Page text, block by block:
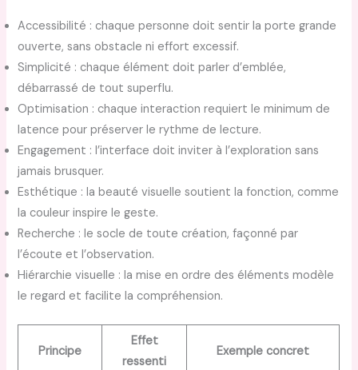
Accessibilité : chaque personne doit sentir la porte grande
ouverte, sans obstacle ni effort excessif.
Simplicité : chaque élément doit parler d’emblée,
débarrassé de tout superflu.
Optimisation : chaque interaction requiert le minimum de
latence pour préserver le rythme de lecture.
Engagement : l’interface doit inviter à l’exploration sans
jamais brusquer.
Esthétique : la beauté visuelle soutient la fonction, comme
la couleur inspire le geste.
Recherche : le socle de toute création, façonné par
l’écoute et l’observation.
Hiérarchie visuelle : la mise en ordre des éléments modèle
le regard et facilite la compréhension.
Principe
Effet
ressenti
Exemple concret